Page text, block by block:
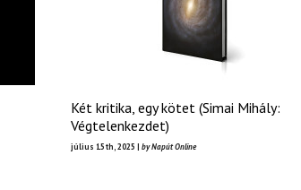
Két kritika, egy kötet (Simai Mihály:
Végtelenkezdet)
július 15th, 2025 | by Napút Online